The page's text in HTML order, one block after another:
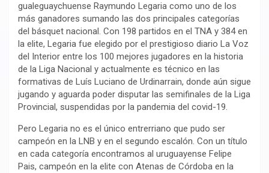
gualeguaychuense Raymundo Legaria como uno de los
más ganadores sumando las dos principales categorías
del básquet nacional. Con 198 partidos en el TNA y 384 en
la elite, Legaria fue elegido por el prestigioso diario La Voz
del Interior entre los 100 mejores jugadores en la historia
de la Liga Nacional y actualmente es técnico en las
formativas de Luís Luciano de Urdinarrain, donde aún sigue
jugando y aguarda poder disputar las semifinales de la Liga
Provincial, suspendidas por la pandemia del covid-19.
Pero Legaria no es el único entrerriano que pudo ser
campeón en la LNB y en el segundo escalón. Con un título
en cada categoría encontramos al uruguayense Felipe
Pais, campeón en la elite con Atenas de Córdoba en la